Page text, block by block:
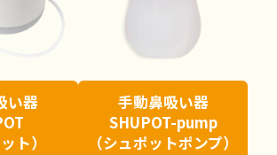
い器
ト）
手動鼻吸い器
SHUPOT-pump
（シュポットポンプ）